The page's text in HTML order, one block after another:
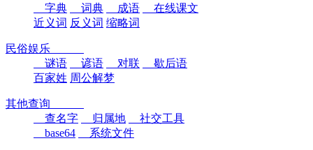
字典
词典 成语
在线课文
近义词 反义词 缩略词
民俗娱乐
谜语
谚语 对联
歇后语
百家姓 周公解梦
其他查询
查名字
归属地
社交工具
base64
系统文件